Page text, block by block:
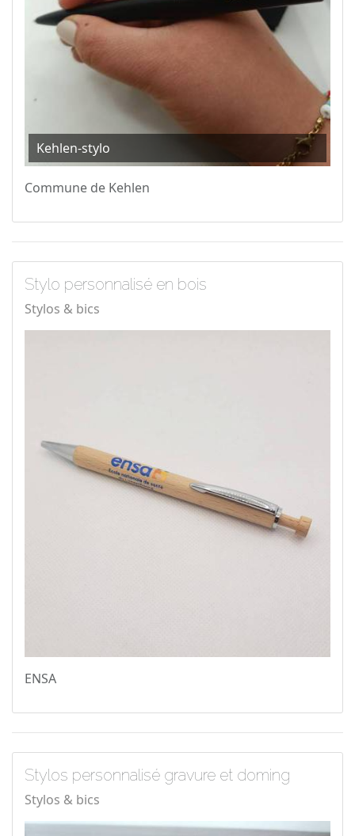
Kehlen-stylo
Commune de Kehlen
Stylo personnalisé en bois
Stylos & bics
ENSA
Stylos personnalisé gravure et doming
Stylos & bics